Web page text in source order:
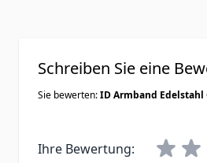
Schreiben Sie eine
Sie bewerten:ID Armband Edelstahl
Ihre Bewertung: